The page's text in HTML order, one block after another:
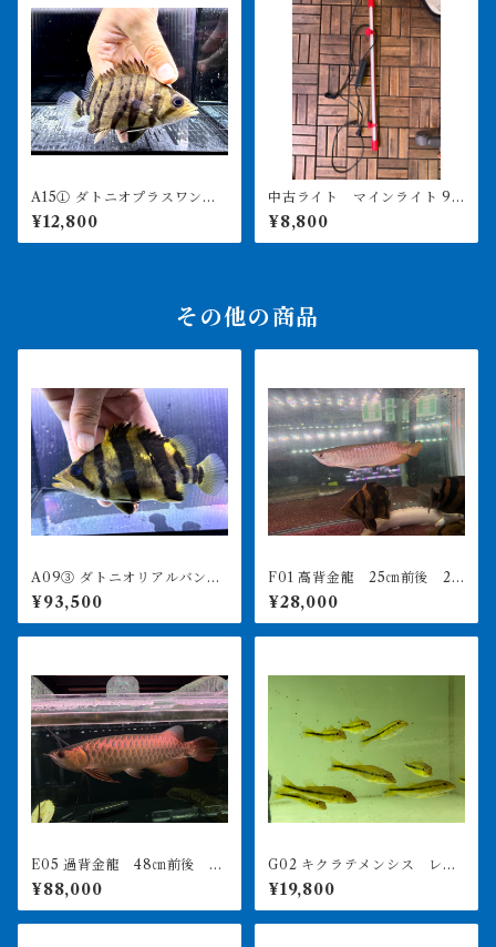
A15① ダトニオプラスワン
変わりバンド 12㎝前後
¥12,800
中古ライト マインライト 90
0用 美品 引き取り限定
¥8,800
その他の商品
A09③ ダトニオリアルバン
ド 15㎝前後 太バンド イ
エロー シミなし 目の傷は
掬った際のもの
¥93,500
F01 高背金龍 25㎝前後 26
0-001300 買取個体
¥28,000
E05 過背金龍 48㎝前後 24
¥88,000
G02 キクラテメンシス レイ
クプロコポンド スリナムワ
イルド 8㎝前後
¥19,800